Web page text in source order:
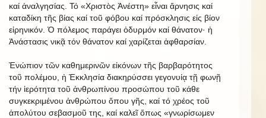
καί ἀναλγησίας. Τό «Χριστὸς Ἀνέστη» εἶναι ἄρνησις καί
καταδίκη τῆς βίας καί τοῦ φόβου καί πρόσκλησις εἰς βίον
εἰρηνικόν. Ὁ πόλεμος παράγει ὀδυρμόν καί θάνατον· ἡ
Ἀνάστασις νικᾷ τόν θάνατον καί χαρίζεται ἀφθαρσίαν.
Ἐνώπιον τῶν καθημερινῶν εἰκόνων τῆς βαρβαρότητος
τοῦ πολέμου, ἡ Ἐκκλησία διακηρύσσει γεγονυίᾳ τῇ φωνῇ
τήν ἱερότητα τοῦ ἀνθρωπίνου προσώπου τοῦ κάθε
συγκεκριμένου ἀνθρώπου ὅπου γῆς, καί τό χρέος τοῦ
ἀπολύτου σεβασμοῦ της, καί καλεῖ ὅπως «γνωρίσωμεν